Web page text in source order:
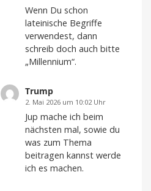
Wenn Du schon
lateinische Begriffe
verwendest, dann
schreib doch auch bitte
„Millennium“.
Trump
2. Mai 2026 um 10:02 Uhr
Jup mache ich beim
nächsten mal, sowie du
was zum Thema
beitragen kannst werde
ich es machen.